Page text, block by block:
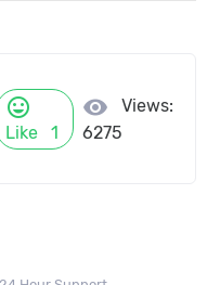
mood
Like 1
visibility
Views:
6275